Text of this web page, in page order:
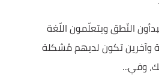
النّطق ويتعلّمون اللّغة
وآخرين تكون لديهم مُشكلة
وفي...